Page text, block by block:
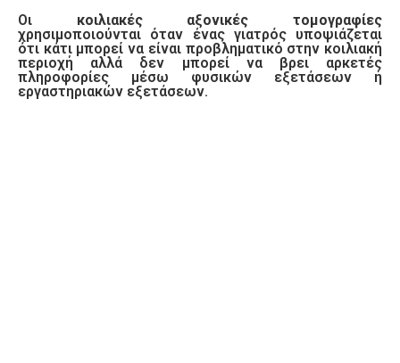
Οι κοιλιακές αξονικές τομογραφίες
χρησιμοποιούνται όταν ένας γιατρός υποψιάζεται
ότι κάτι μπορεί να είναι προβληματικό στην κοιλιακή
περιοχή αλλά δεν μπορεί να βρει αρκετές
πληροφορίες μέσω φυσικών εξετάσεων ή
εργαστηριακών εξετάσεων.